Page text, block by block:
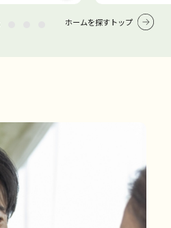
ホームを探すトップ